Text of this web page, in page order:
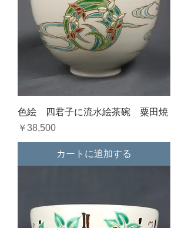
色絵 四君子に流水絵茶碗 粟田焼
価格
￥38,500
カートに追加する